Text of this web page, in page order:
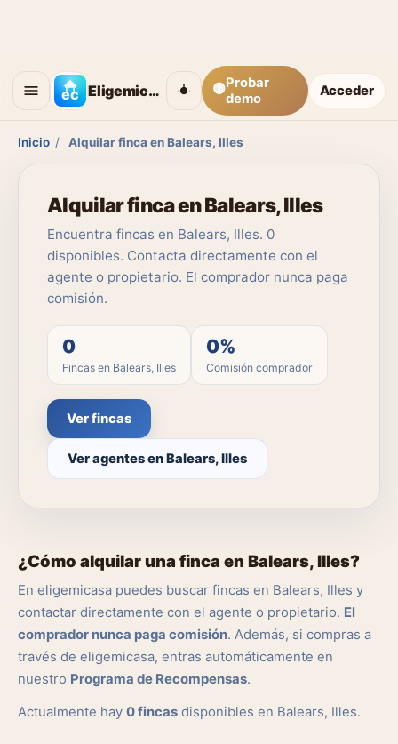
Eligemicasa 🟡Probar
demo
Acceder
Inicio / Alquilar finca en Balears, Illes
Alquilar finca en Balears, Illes
Encuentra fincas en Balears, Illes. 0
disponibles. Contacta directamente con el
agente o propietario. El comprador nunca paga
comisión.
0
Fincas en Balears, Illes
0%
Comisión comprador
Ver fincas
Ver agentes en Balears, Illes
¿Cómo alquilar una finca en Balears, Illes?
En eligemicasa puedes buscar fincas en Balears, Illes y
contactar directamente con el agente o propietario. El
comprador nunca paga comisión. Además, si compras a
través de eligemicasa, entras automáticamente en
nuestro Programa de Recompensas.
Actualmente hay 0 fincas disponibles en Balears, Illes.